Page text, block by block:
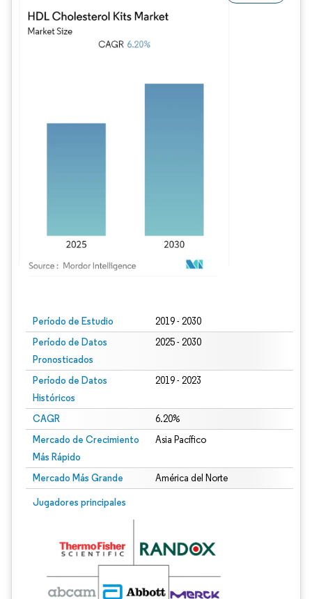
Período de Estudio 2019 - 2030
Período de Datos
Pronosticados
2025 - 2030
Período de Datos
Históricos
2019 - 2023
CAGR 6.20%
Mercado de Crecimiento
Más Rápido
Asia Pacífico
Mercado Más Grande América del Norte
Jugadores principales